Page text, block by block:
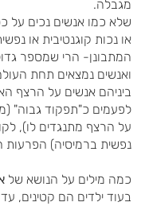
מגבלה.
שלא כמו אנשים נכים על
או נכות קוגנטיבית או
המתבונן- הרי שמספר
ואנשים נמצאים תחת
ביניהם אנשים על הרצף
לפעמים כ"תפקוד גבוה"
על הרצף מתנגדים לו),
נפשית ברמיסיה) הפרעות
כמה מילים על הנושא של